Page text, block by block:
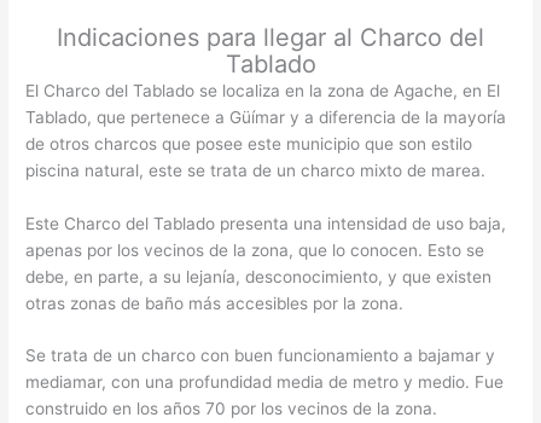
Indicaciones para llegar al Charco del
Tablado
El Charco del Tablado se localiza en la zona de Agache, en El
Tablado, que pertenece a Güímar y a diferencia de la mayoría
de otros charcos que posee este municipio que son estilo
piscina natural, este se trata de un charco mixto de marea.
Este Charco del Tablado presenta una intensidad de uso baja,
apenas por los vecinos de la zona, que lo conocen. Esto se
debe, en parte, a su lejanía, desconocimiento, y que existen
otras zonas de baño más accesibles por la zona.
Se trata de un charco con buen funcionamiento a bajamar y
mediamar, con una profundidad media de metro y medio. Fue
construido en los años 70 por los vecinos de la zona.